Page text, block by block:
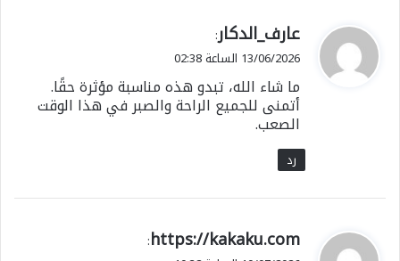
ي
ق
ل
عارف_الدكار:
13/06/2026 الساعة 02:38
ما شاء الله، تبدو هذه مناسبة مؤثرة حقًا.
أتمنى للجميع الراحة والصبر في هذا الوقت
الصعب.
رد
ي
ق
https://kakaku.com
: